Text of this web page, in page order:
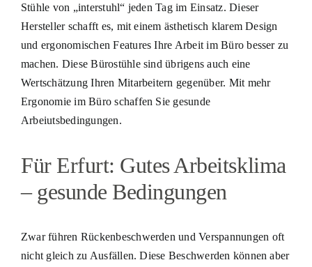
Stühle von „interstuhl“ jeden Tag im Einsatz. Dieser
Hersteller schafft es, mit einem ästhetisch klarem Design
und ergonomischen Features Ihre Arbeit im Büro besser zu
machen. Diese Bürostühle sind übrigens auch eine
Wertschätzung Ihren Mitarbeitern gegenüber. Mit mehr
Ergonomie im Büro schaffen Sie gesunde
Arbeiutsbedingungen.
Für Erfurt: Gutes Arbeitsklima
– gesunde Bedingungen
Zwar führen Rückenbeschwerden und Verspannungen oft
nicht gleich zu Ausfällen. Diese Beschwerden können aber